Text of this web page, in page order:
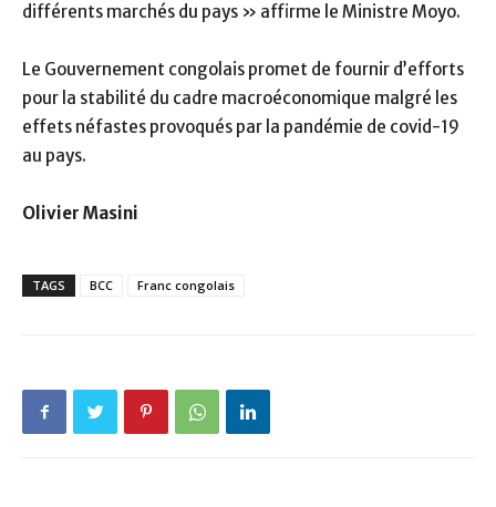
différents marchés du pays » affirme le Ministre Moyo.
Le Gouvernement congolais promet de fournir d’efforts
pour la stabilité du cadre macroéconomique malgré les
effets néfastes provoqués par la pandémie de covid-19
au pays.
Olivier Masini
TAGS BCC Franc congolais